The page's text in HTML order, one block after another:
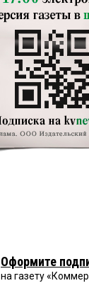
Оформите
на газету